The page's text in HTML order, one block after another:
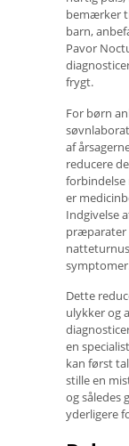
bemærker
barn,
Pavor
frygt.
For børn
af
reducere
forbindelse
er
Indgivelse
præparater
Dette
ulykker og
en
kan først
stille en
og således
yderligere